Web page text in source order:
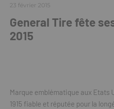
23 février 2015
General Tire fête
2015
Marque emblématique aux Etats
1915 fiable et réputée pour la